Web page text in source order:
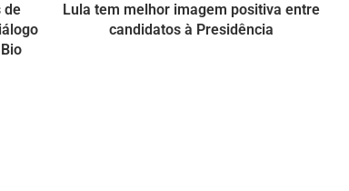
de
Lula tem melhor imagem positiva entre
candidatos à Presidência